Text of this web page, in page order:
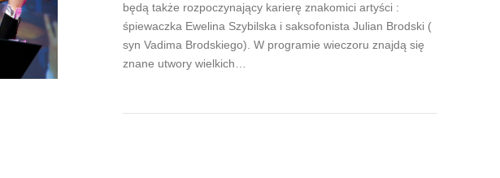
będą także rozpoczynający karierę znakomici artyści :
śpiewaczka Ewelina Szybilska i saksofonista Julian Brodski (
syn Vadima Brodskiego). W programie wieczoru znajdą się
znane utwory wielkich…